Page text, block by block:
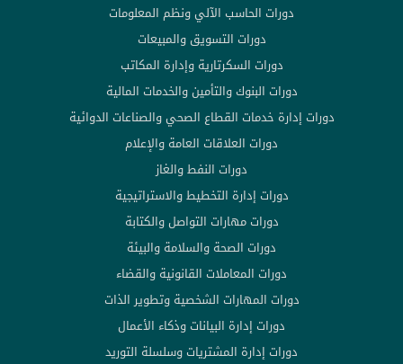
دورات الحاسب الآلي ونظم المعلومات
دورات التسويق والمبيعات
دورات السكرتارية وإدارة المكاتب
دورات البنوك والتأمين والخدمات المالية
دورات إدارة خدمات القطاع الصحي والصناعات الدوائية
دورات العلاقات العامة والإعلام
دورات النفط والغاز
دورات إدارة التخطيط والاستراتيجية
دورات مهارات التواصل والكتابة
دورات الصحة والسلامة والبيئة
دورات المعاملات القانونية والقضاء
دورات المهارات الشخصية وتطوير الذات
دورات إدارة البيانات وذكاء الأعمال
دورات إدارة المشتريات وسلسلة التوريد